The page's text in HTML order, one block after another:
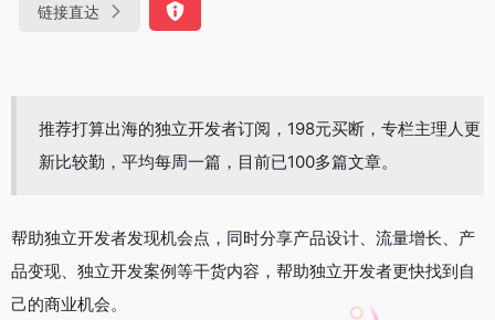
链接直达
推荐打算出海的独立开发者订阅，198元买断，专栏主理人更
新比较勤，平均每周一篇，目前已100多篇文章。
帮助独立开发者发现机会点，同时分享产品设计、流量增长、产
品变现、独立开发案例等干货内容，帮助独立开发者更快找到自
己的商业机会。